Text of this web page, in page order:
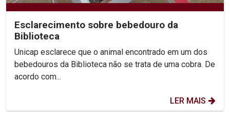
Esclarecimento sobre bebedouro da
Biblioteca
Unicap esclarece que o animal encontrado em um dos
bebedouros da Biblioteca não se trata de uma cobra. De
acordo com...
LER MAIS